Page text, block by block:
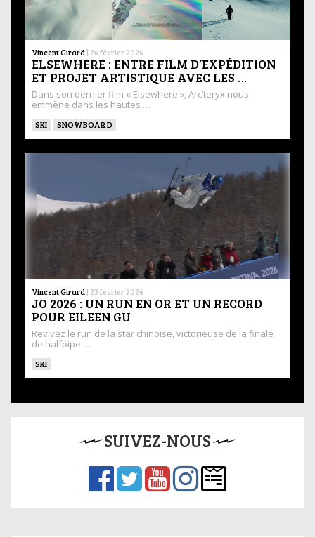
Vincent Girard | 26 février 2026
ELSEWHERE : ENTRE FILM D’EXPÉDITION
ET PROJET ARTISTIQUE AVEC LES …
Dans son dernier film « Elsewhere », Arc’teryx nous
emmène dans les hautes …
SKI SNOWBOARD
Vincent Girard | 23 février 2026
JO 2026 : UN RUN EN OR ET UN RECORD
POUR EILEEN GU
Revivez le run de la star chinoise, victorieuse de la finale
de halfpipe …
SKI
SUIVEZ-NOUS